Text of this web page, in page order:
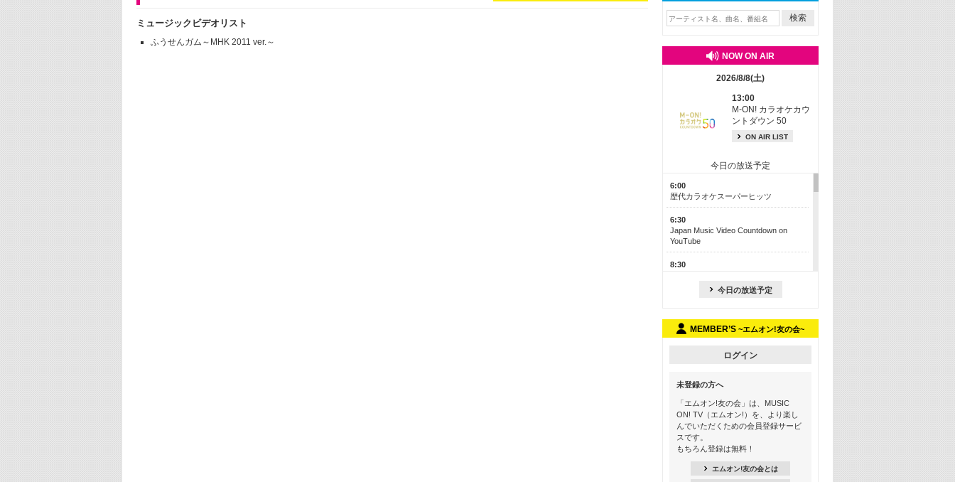
ミュージックビデオリスト
ふうせんガム～MHK 2011 ver.～
NOW ON AIR
2026/8/8(土)
13:00
M-ON! カラオケカウ
ントダウン 50
ON AIR LIST
今日の放送予定
6:00
歴代カラオケスーパーヒッツ
6:30
Japan Music Video Countdown on
YouTube
8:30
M-ON! カラオケカウントダウン 50
Official髭男dism特集
よりぬき! この夏聴きたい! サマーソン
グメドレー【歌詞入り】
21:00
季節を感じよう! シーズンソング特集
-8月編-【歌詞入り】
今日の放送予定
MEMBER’S ~エムオン!友の会~
ログイン
未登録の方へ
「エムオン!友の会」は、MUSIC
ON! TV（エムオン!）を、より楽し
んでいただくための会員登録サービ
スです。
もちろん登録は無料！
エムオン!友の会とは